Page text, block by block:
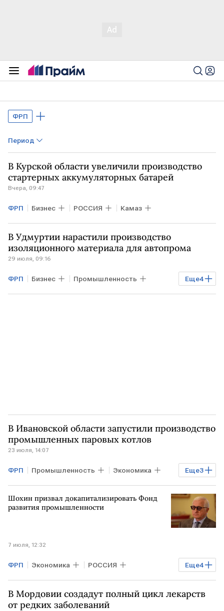
ФРП
Период
В Курской области увеличили производство
стартерных аккумуляторных батарей
Вчера, 09:47
ФРП Бизнес РОССИЯ Камаз
В Удмуртии нарастили производство
изоляционного материала для автопрома
29 июля, 09:16
Еще4
ФРП Бизнес Промышленность
Экономика Удмуртия
В Ивановской области запустили производство
промышленных паровых котлов
23 июля, 14:07
Еще3
ФРП Промышленность Экономика
РОССИЯ Ивановская область
Фонд развития промышленности
Шохин призвал докапитализировать Фонд
развития промышленности
7 июля, 12:32
Еще4
ФРП Экономика РОССИЯ
Промышленность ЕКАТЕРИНБУРГ
Александр Шохин
В Мордовии создадут полный цикл лекарств
от редких заболеваний